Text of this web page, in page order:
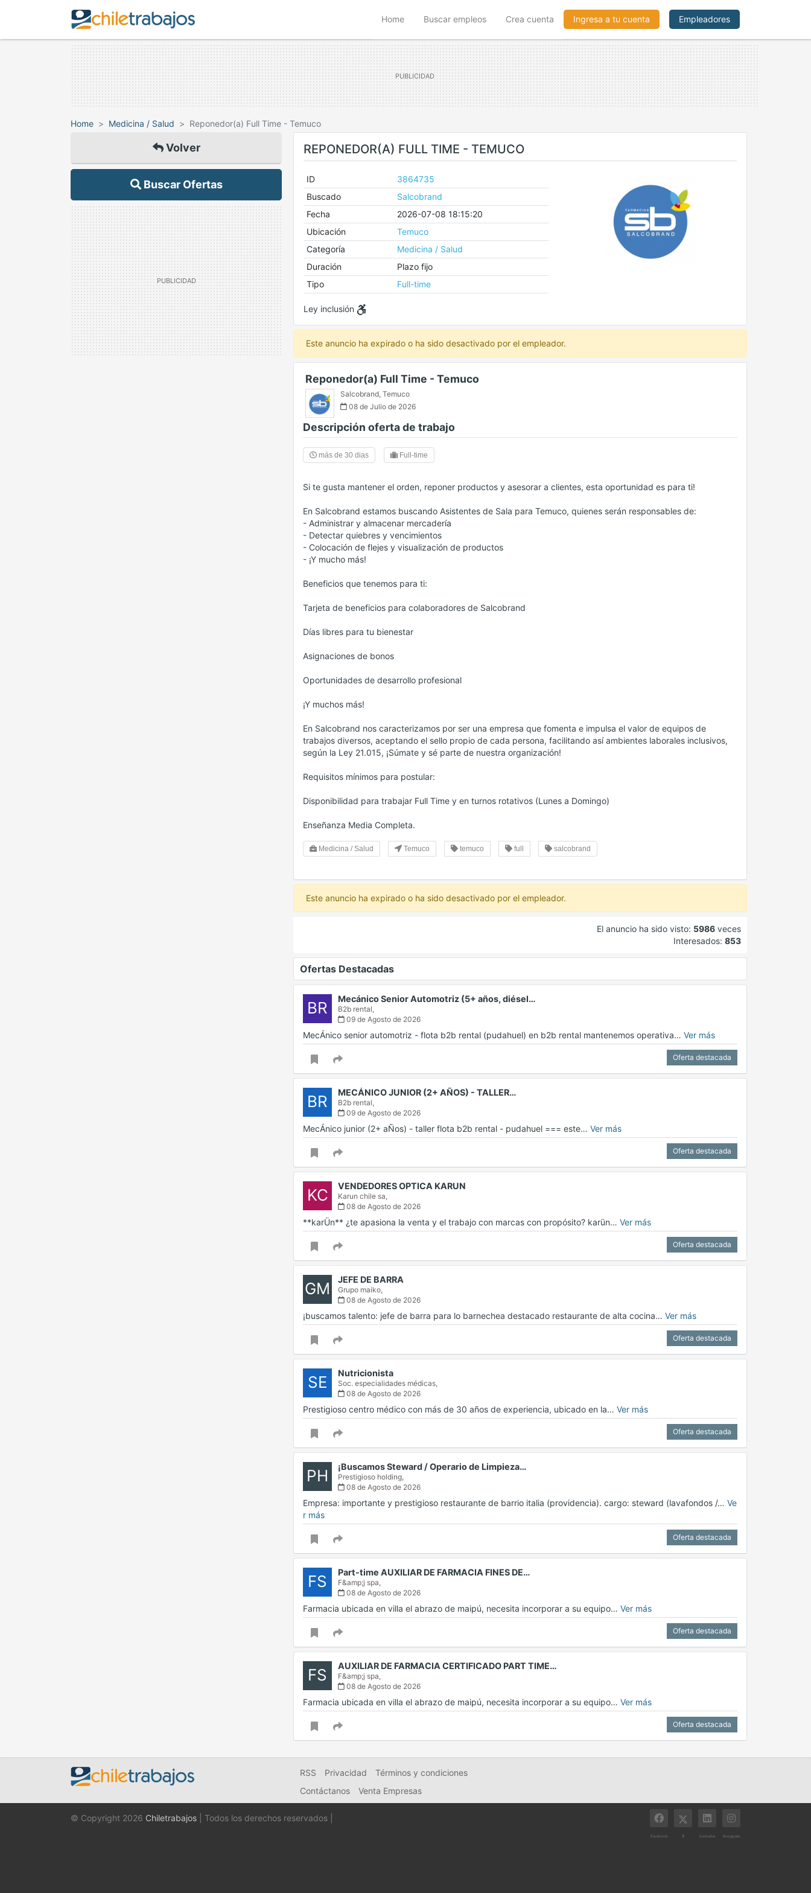
Home(current)Buscar empleos Crea cuenta Ingresa a tu cuenta Empleadores
Home Medicina / Salud Reponedor(a) Full Time - Temuco
Volver
Buscar Ofertas
REPONEDOR(A) FULL TIME - TEMUCO
ID
3864735
Buscado
Salcobrand
Fecha
2026-07-08 18:15:20
Ubicación
Temuco
Categoría
Medicina / Salud
Duración
Plazo fijo
Tipo
Full-time
Ley inclusión
Este anuncio ha expirado o ha sido desactivado por el empleador.
Reponedor(a) Full Time - Temuco
Salcobrand, Temuco
08 de Julio de 2026
Descripción oferta de trabajo
más de 30 dias Full-time
Si te gusta mantener el orden, reponer productos y asesorar a clientes, esta oportunidad es para ti!
En Salcobrand estamos buscando Asistentes de Sala para Temuco, quienes serán responsables de:
- Administrar y almacenar mercadería
- Detectar quiebres y vencimientos
- Colocación de flejes y visualización de productos
- ¡Y mucho más!
Beneficios que tenemos para ti:
Tarjeta de beneficios para colaboradores de Salcobrand
Días libres para tu bienestar
Asignaciones de bonos
Oportunidades de desarrollo profesional
¡Y muchos más!
En Salcobrand nos caracterizamos por ser una empresa que fomenta e impulsa el valor de equipos de
trabajos diversos, aceptando el sello propio de cada persona, facilitando así ambientes laborales inclusivos,
según la Ley 21.015, ¡Súmate y sé parte de nuestra organización!
Requisitos mínimos para postular:
Disponibilidad para trabajar Full Time y en turnos rotativos (Lunes a Domingo)
Enseñanza Media Completa.
Medicina / Salud Temuco temuco full salcobrand
Este anuncio ha expirado o ha sido desactivado por el empleador.
El anuncio ha sido visto: 5986 veces
Interesados: 853
Ofertas Destacadas
BR Mecánico Senior Automotriz (5+ años, diésel…
B2b rental,
09 de Agosto de 2026
MecÁnico senior automotriz - flota b2b rental (pudahuel) en b2b rental mantenemos operativa… Ver más
Oferta destacada
BR MECÁNICO JUNIOR (2+ AÑOS) - TALLER…
B2b rental,
09 de Agosto de 2026
MecÁnico junior (2+ aÑos) - taller flota b2b rental - pudahuel === este… Ver más
Oferta destacada
KC VENDEDORES OPTICA KARUN
Karun chile sa,
08 de Agosto de 2026
**karÜn** ¿te apasiona la venta y el trabajo con marcas con propósito? karün… Ver más
Oferta destacada
GM JEFE DE BARRA
Grupo maiko,
08 de Agosto de 2026
¡buscamos talento: jefe de barra para lo barnechea destacado restaurante de alta cocina… Ver más
Oferta destacada
SE Nutricionista
Soc. especialidades médicas,
08 de Agosto de 2026
Prestigioso centro médico con más de 30 años de experiencia, ubicado en la… Ver más
Oferta destacada
PH ¡Buscamos Steward / Operario de Limpieza…
Prestigioso holding,
08 de Agosto de 2026
Empresa: importante y prestigioso restaurante de barrio italia (providencia). cargo: steward (lavafondos /… Ve
r más
Oferta destacada
FS Part-time AUXILIAR DE FARMACIA FINES DE…
F&amp;j spa,
08 de Agosto de 2026
Farmacia ubicada en villa el abrazo de maipú, necesita incorporar a su equipo… Ver más
Oferta destacada
FS AUXILIAR DE FARMACIA CERTIFICADO PART TIME…
F&amp;j spa,
08 de Agosto de 2026
Farmacia ubicada en villa el abrazo de maipú, necesita incorporar a su equipo… Ver más
Oferta destacada
RSS Privacidad
Términos y condiciones
Contáctanos
Venta Empresas
© Copyright 2026 Chiletrabajos | Todos los derechos reservados |
Facebook X Linkedin Instagram